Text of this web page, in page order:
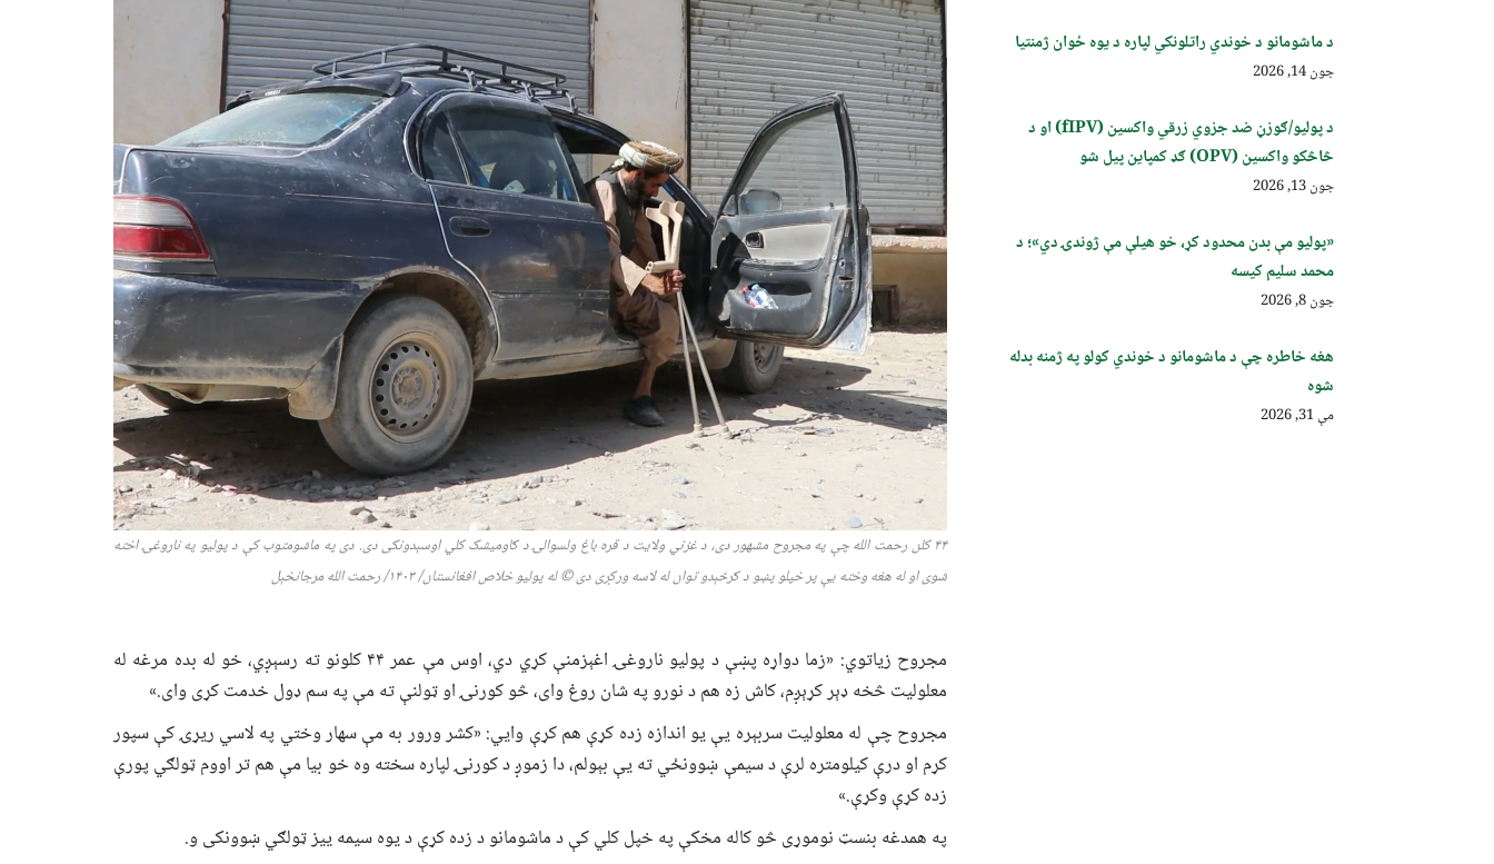
۴۴کلن رحمت الله چې په مجروح مشهور دی، د غزني ولایتدقره باغ ولسوالۍ د ګاومیشک کلي اوسېدونکی دی. دی په ماشومتوب کې د پولیوپهناروغۍاخته
شویاو له هغه وخته یېپر خپلو پښود ګرځېدو توان له لاسه ورکړیدی©له پولیو خلاص افغانستان/ ۱۴۰۳ /رحمت الله مرجانخېل
مجروح زیاتوي: «زما دواړه پښې د پولیو ناروغۍ اغېزمنې کړي دي، اوس مې عمر ۴۴ کلونو ته رسېږي، خو له بده مرغه له
معلولیت څخه ډېر کړېږم، کاش زه هم د نورو په شان روغ وای، څو کورنۍ او ټولنې ته مې په سم ډول خدمت کړی وای.»
مجروح چې له معلولیت سربېره یې یو اندازه زده کړې هم کړې وايي: «کشر ورور به مې سهار وختي په لاسي ریړۍ کې سپور
کړم او درې کیلومتره لرې د سیمې ښوونځي ته یې بېولم، دا زموږ د کورنۍ لپاره سخته وه خو بیا مې هم تر اووم ټولګي پورې
زده کړې وکړې.»
په همدغه بنسټ نوموړی څو کاله مخکې په خپل کلي کې د ماشومانو د زده کړې د یوه سیمه ییز ټولګي ښوونکی و.
د ماشومانو د خوندي راتلونکي لپاره د یوه ځوان ژمنتیا
جون 14, 2026
د پولیو/ګوزڼ ضد جزوي زرقي واکسین (fIPV) او د
څاڅکو واکسین (OPV) ګډ کمپاین پيل شو
جون 13, 2026
«پولیو مې بدن محدود کړ، خو هیلې مې ژوندۍ دي»؛ د
محمد سلیم کیسه
جون 8, 2026
هغه خاطره چې د ماشومانو د خوندي کولو په ژمنه بدله
شوه
مې 31, 2026